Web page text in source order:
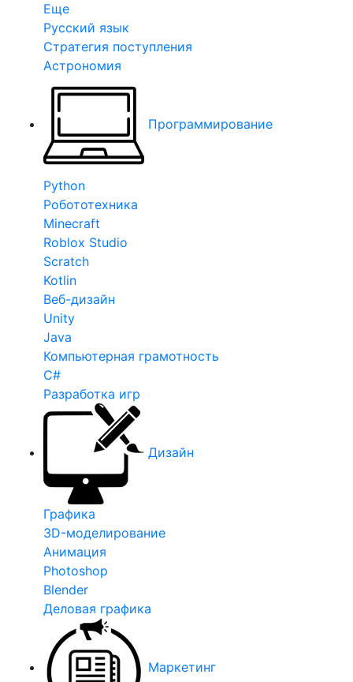
Еще
Русский язык
Стратегия поступления
Астрономия
Программирование
Python
Робототехника
Minecraft
Roblox Studio
Scratch
Kotlin
Веб-дизайн
Unity
Java
Компьютерная грамотность
C#
Разработка игр
Дизайн
Графика
3D-моделирование
Анимация
Photoshop
Blender
Деловая графика
Маркетинг